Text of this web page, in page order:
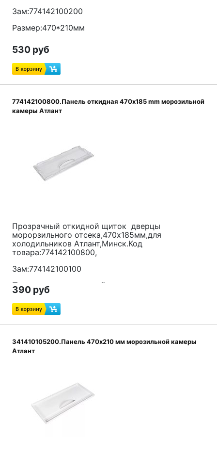
Зам:774142100200
Размер:470*210мм
530 руб
774142100800.Панель откидная 470x185 mm морозильной
камеры Атлант
Прозрачный откидной щиток дверцы
морорзильного отсека,470x185мм,для
холодильников Атлант,Минск.Код
товара:774142100800,
Зам:774142100100
Подходит для моделей:
МХМ-1700,МХМ-1702,МХМ-1703,МХМ-1707,МХМ-
390 руб
341410105200.Панель 470x210 мм морозильной камеры
Атлант